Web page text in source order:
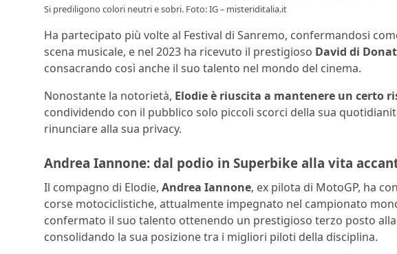
Si prediligono colori neutri e sobri. Foto: IG – misteriditalia.it
Ha partecipato più volte al Festival di Sanremo, confermandosi
scena musicale, e nel 2023 ha ricevuto il prestigioso David di
consacrando così anche il suo talento nel mondo del cinema.
Nonostante la notorietà, Elodie è riuscita a mantenere un certo
condividendo con il pubblico solo piccoli scorci della sua
rinunciare alla sua privacy.
Andrea Iannone: dal podio in Superbike alla vita
Il compagno di Elodie, Andrea Iannone, ex pilota di MotoGP, ha
corse motociclistiche, attualmente impegnato nel campionato
confermato il suo talento ottenendo un prestigioso terzo posto alla
consolidando la sua posizione tra i migliori piloti della disciplina.